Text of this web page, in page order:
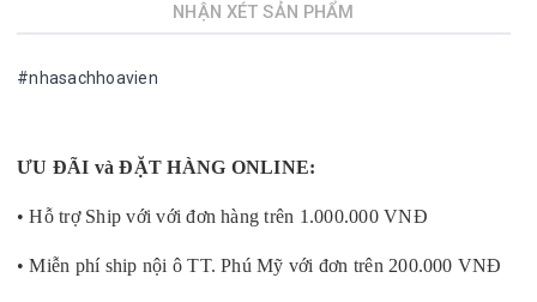
NHẬN XÉT SẢN PHẨM
#nhasachhoavien
ƯU ĐÃI và ĐẶT HÀNG ONLINE:
• Hỗ trợ Ship với với đơn hàng trên 1.000.000 VNĐ
• Miễn phí ship nội ô TT. Phú Mỹ với đơn trên 200.000 VNĐ